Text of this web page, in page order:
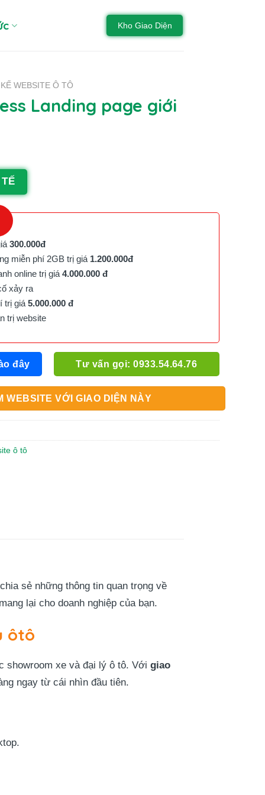
Kho Giao Diện
WEBSITE Ô TÔ
Landing page giới
300.000đ
miễn phí 2GB trị giá 1.200.000đ
online trị giá 4.000.000 đ
xảy ra
trị giá 5.000.000 đ
trị website
đây Tư vấn gọi: 0933.54.64.76
WEBSITE VỚI GIAO DIỆN NÀY
ô tô
sẻ những thông tin quan trọng về
lại cho doanh nghiệp của bạn.
ôtô
showroom xe và đại lý ô tô. Với giao
ngay từ cái nhìn đầu tiên.